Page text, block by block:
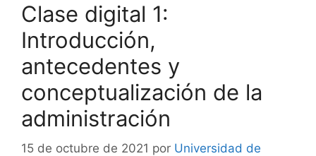
Clase digital 1:
Introducción,
antecedentes y
conceptualización de la
administración
15 de octubre de 2021 por Universidad de